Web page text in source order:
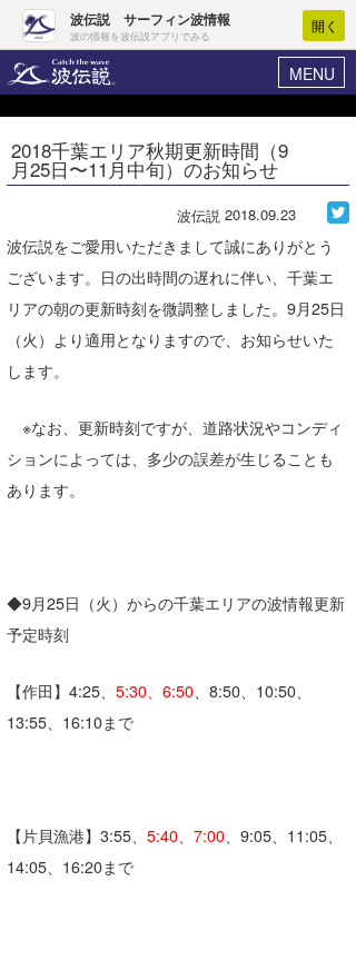
波伝説 サーフィン波情報
波の情報を波伝説アプリでみる
開く
MENU
ヘルプ マイホーム
ログイン
波情報･概況
WAVE HUNTER波予想ツール
気象情報
サーフィンエリアガイド
2018千葉エリア秋期更新時間（9
月25日〜11月中旬）のお知らせ
波伝説 2018.09.23
波伝説をご愛用いただきまして誠にありがとう
ございます。日の出時間の遅れに伴い、千葉エ
リアの朝の更新時刻を微調整しました。9月25日
（火）より適用となりますので、お知らせいた
します。
※なお、更新時刻ですが、道路状況やコンディ
ションによっては、多少の誤差が生じることも
あります。
◆9月25日（火）からの千葉エリアの波情報更新
予定時刻
【作田】4:25、5:30、6:50 、8:50、10:50、
13:55、16:10まで
【片貝漁港】3:55、5:40、7:00 、9:05、11:05、
14:05、16:20まで
Core Surf Japan
ファッション/グッズ
アート＆エンタメ
コラム
トラベル
ショップ情報
ショップ情報
伊豆
大阪
ウラナミ
ルール＆How to
サーファーズ